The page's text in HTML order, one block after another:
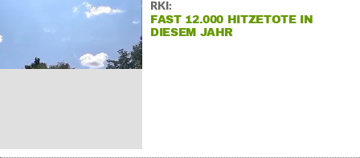
RKI:
FAST 12.000 HITZETOTE IN
DIESEM JAHR